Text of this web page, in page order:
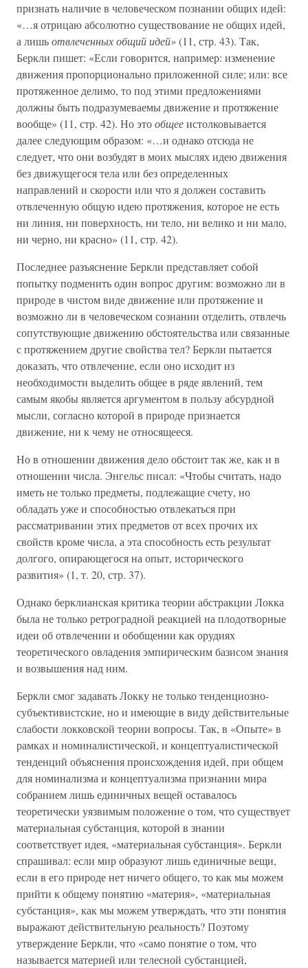
признать наличие в человеческом познании общих идей:
«…я отрицаю абсолютно существование не общих идей,
а лишьотвлеченных общий идей»(11, стр. 43). Так,
Беркли пишет: «Если говорится, например: изменение
движения пропорционально приложенной силе; или: все
протяженное делимо, то под этими предложениями
должны быть подразумеваемы движение и протяжение
вообще» (11, стр. 42). Но этообщееистолковывается
далее следующим образом: «…и однако отсюда не
следует, что они возбудят в моих мыслях идею движения
без движущегося тела или без определенных
направлений и скорости или что я должен составить
отвлеченную общую идею протяжения, которое не есть
ни линия, ни поверхность, ни тело, ни велико и ни мало,
ни черно, ни красно» (11, стр. 42).
Последнее разъяснение Беркли представляет собой
попытку подменить один вопрос другим: возможно ли в
природе в чистом виде движение или протяжение и
возможно ли в человеческом сознании отделить, отвлечь
сопутствующие движению обстоятельства или связанные
с протяжением другие свойства тел? Беркли пытается
доказать, что отвлечение, если оно исходит из
необходимости выделить общее в ряде явлений, тем
самым якобы является аргументом в пользу абсурдной
мысли, согласно которой в природе признается
движение, ни к чему не относящееся.
Но в отношении движения дело обстоит так же, как и в
отношении числа. Энгельс писал: «Чтобы считать, надо
иметь не только предметы, подлежащие счету, но
обладать уже и способностью отвлекаться при
рассматривании этих предметов от всех прочих их
свойств кроме числа, а эта способность есть результат
долгого, опирающегося на опыт, исторического
развития» (1, т. 20, стр. 37).
Однако берклианская критика теории абстракции Локка
была не только ретроградной реакцией на плодотворные
идеи об отвлечении и обобщении как орудиях
теоретического овладения эмпирическим базисом знания
и возвышения над ним.
Беркли смог задавать Локку не только тенденциозно-
субъективистские, но и имеющие в виду действительные
слабости локковской теории вопросы. Так, в «Опыте» в
рамках и номиналистической, и концептуалистической
тенденций объяснения происхождения идей, при общем
для номинализма и концептуализма признании мира
собранием лишь единичных вещей оставалось
теоретически уязвимым положение о том, что существует
материальная субстанция, которой в знании
соответствует идея, «материальная субстанция». Беркли
спрашивал: если мир образуют лишь единичные вещи,
если в его природе нет ничего общего, то как мы можем
прийти к общему понятию «материя», «материальная
субстанция», как мы можем утверждать, что эти понятия
выражают действительную реальность? Поэтому
утверждение Беркли, что «само понятие о том, что
называется материей или телесной субстанцией,